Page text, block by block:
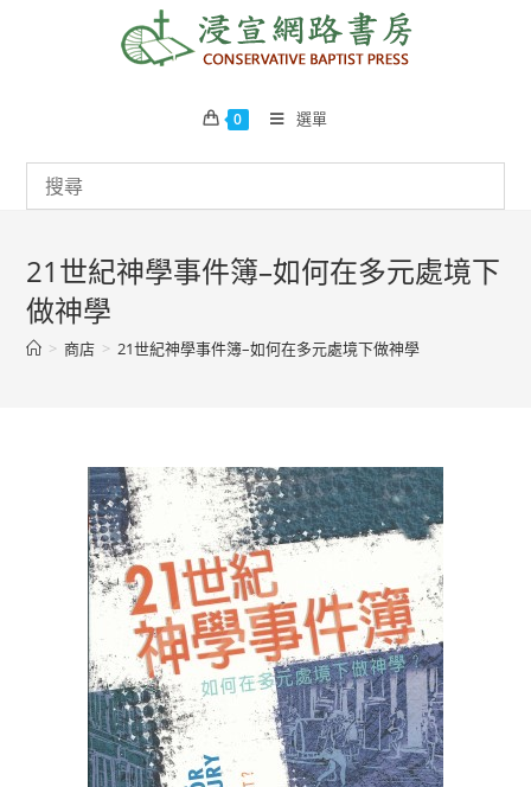
0 選單
21世紀神學事件簿–如何在多元處境下
做神學
> 商店 > 21世紀神學事件簿–如何在多元處境下做神學